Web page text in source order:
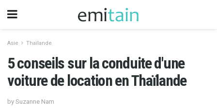
Asie Thaïlande
5 conseils sur la conduite d'une
voiture de location en Thaïlande
by Suzanne Nam